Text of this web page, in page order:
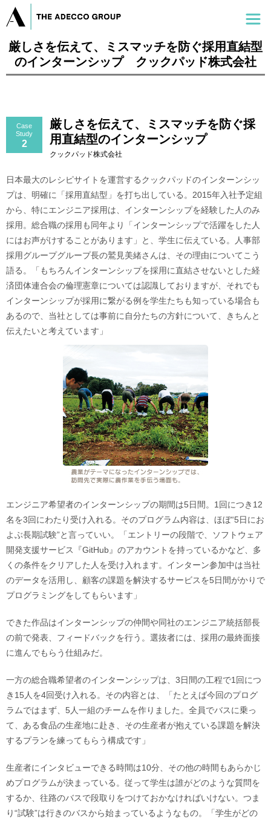
厳しさを伝えて、ミスマッチを防ぐ採用直結型
のインターンシップ クックパッド株式会社
Case
Study
2
厳しさを伝えて、ミスマッチを防ぐ採
用直結型のインターンシップ
クックパッド株式会社
日本最大のレシピサイトを運営するクックパッドのインターンシッ
プは、明確に「採用直結型」を打ち出している。2015年入社予定組
から、特にエンジニア採用は、インターンシップを経験した人のみ
採用。総合職の採用も同年より「インターンシップで活躍をした人
にはお声がけすることがあります」と、学生に伝えている。人事部
採用グループグループ長の鷲見美緒さんは、その理由についてこう
語る。「もちろんインターンシップを採用に直結させないとした経
済団体連合会の倫理憲章については認識しておりますが、それでも
インターンシップが採用に繋がる例を学生たちも知っている場合も
あるので、当社としては事前に自分たちの方針について、きちんと
伝えたいと考えています」
エンジニア希望者のインターンシップの期間は5日間。1回につき12
名を3回にわたり受け入れる。そのプログラム内容は、ほぼ“5日にお
よぶ長期試験”と言っていい。「エントリーの段階で、ソフトウェア
開発支援サービス『GitHub』のアカウントを持っているかなど、多
くの条件をクリアした人を受け入れます。インターン参加中は当社
のデータを活用し、顧客の課題を解決するサービスを5日間がかりで
プログラミングをしてもらいます」
できた作品はインターンシップの仲間や同社のエンジニア統括部長
の前で発表、フィードバックを行う。選抜者には、採用の最終面接
に進んでもらう仕組みだ。
一方の総合職希望者のインターンシップは、3日間の工程で1回につ
き15人を4回受け入れる。その内容とは、「たとえば今回のプログ
ラムではまず、5人一組のチームを作りました。全員でバスに乗っ
て、ある食品の生産地に赴き、その生産者が抱えている課題を解決
するプランを練ってもらう構成です」
生産者にインタビューできる時間は10分、その他の時間もあらかじ
めプログラムが決まっている。従って学生は誰がどのような質問を
するか、往路のバスで段取りをつけておかなければいけない。つま
り“試験”は行きのバスから始まっているようなもの。「学生がどの